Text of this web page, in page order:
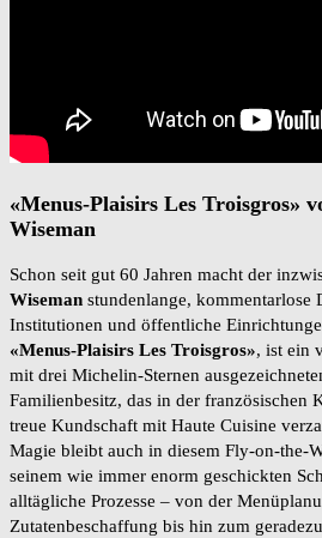
«Menus-Plaisirs Les Troisgros»
Wiseman
Schon seit gut 60 Jahren macht der
Wiseman stundenlange, kommentarlose
Institutionen und öffentliche
«Menus-Plaisirs Les Troisgros», ist ein
mit drei Michelin-Sternen
Familienbesitz, das in der französischen
treue Kundschaft mit Haute Cuisine
Magie bleibt auch in diesem Fly-on-the-
seinem wie immer enorm geschickten
alltägliche Prozesse – von der
Zutatenbeschaffung bis hin zum